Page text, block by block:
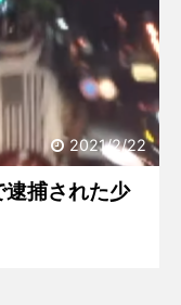
2021/2/22
逮捕された少